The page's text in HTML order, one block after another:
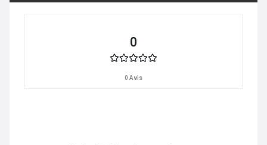
0
0 Avis